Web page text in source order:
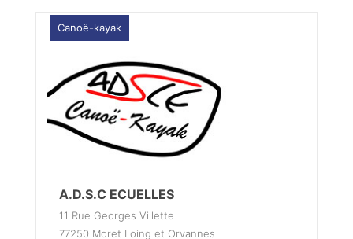
Canoë-kayak
A.D.S.C ECUELLES
11 Rue Georges Villette
77250 Moret Loing et Orvannes